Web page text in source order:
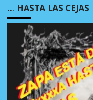
… HASTA LAS CEJAS